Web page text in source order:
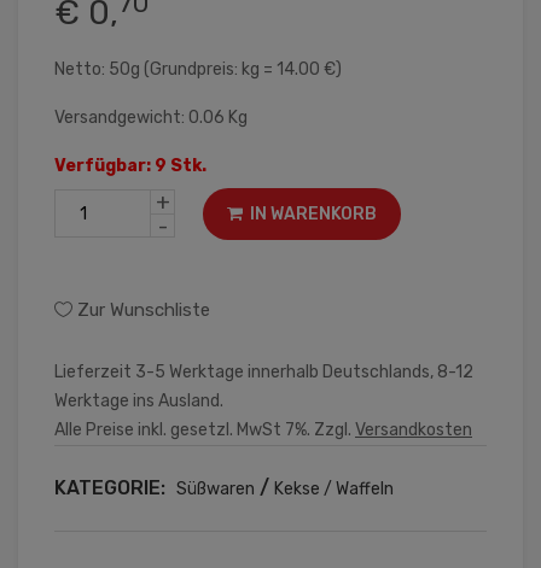
€ 0,
Netto: 50g (Grundpreis: kg = 14.00 €)
Versandgewicht: 0.06 Kg
Verfügbar: 9 Stk.
+
-
IN WARENKORB
Zur Wunschliste
Lieferzeit 3-5 Werktage innerhalb Deutschlands, 8-12
Werktage ins Ausland.
Alle Preise inkl. gesetzl. MwSt 7%. Zzgl. Versandkosten
KATEGORIE: Süßwaren / Kekse / Waffeln